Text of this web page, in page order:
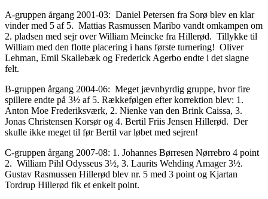
A-gruppen årgang 2001-03: Daniel Petersen fra Sorø blev en klar
vinder med 5 af 5. Mattias Rasmussen Maribo vandt omkampen om
2. pladsen med sejr over William Meincke fra Hillerød. Tillykke til
William med den flotte placering i hans første turnering! Oliver
Lehman, Emil Skallebæk og Frederick Agerbo endte i det slagne
felt.
B-gruppen årgang 2004-06: Meget jævnbyrdig gruppe, hvor fire
spillere endte på 3½ af 5. Rækkefølgen efter korrektion blev: 1.
Anton Moe Frederiksværk, 2. Nienke van den Brink Caissa, 3.
Jonas Christensen Korsør og 4. Bertil Friis Jensen Hillerød. Der
skulle ikke meget til før Bertil var løbet med sejren!
C-gruppen årgang 2007-08: 1. Johannes Børresen Nørrebro 4 point
2. William Pihl Odysseus 3½, 3. Laurits Wehding Amager 3½.
Gustav Rasmussen Hillerød blev nr. 5 med 3 point og Kjartan
Tordrup Hillerød fik et enkelt point.